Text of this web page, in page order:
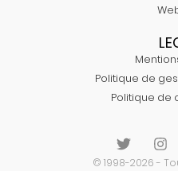
Politique de
Politique de
© 1998-2026 -